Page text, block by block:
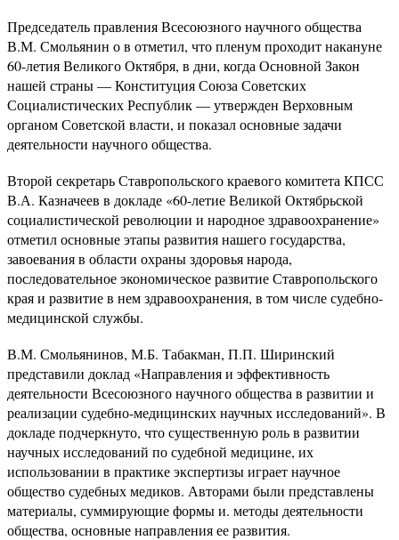
Председатель правления Всесоюзного научного общества
В.М. Смольянин о в отметил, что пленум проходит накануне
60-летия Великого Октября, в дни, когда Основной Закон
нашей страны — Конституция Союза Советских
Социалистических Республик — утвержден Верховным
органом Советской власти, и показал основные задачи
деятельности научного общества.
Второй секретарь Ставропольского краевого комитета КПСС
В.А. Казначеев в докладе «60-летие Великой Октябрьской
социалистической революции и народное здравоохранение»
отметил основные этапы развития нашего государства,
завоевания в области охраны здоровья народа,
последовательное экономическое развитие Ставропольского
края и развитие в нем здравоохранения, в том числе судебно-
медицинской службы.
В.М. Смольянинов, М.Б. Табакман, П.П. Ширинский
представили доклад «Направления и эффективность
деятельности Всесоюзного научного общества в развитии и
реализации судебно-медицинских научных исследований». В
докладе подчеркнуто, что существенную роль в развитии
научных исследований по судебной медицине, их
использовании в практике экспертизы играет научное
общество судебных медиков. Авторами были представлены
материалы, суммирующие формы и. методы деятельности
общества, основные направления ее развития.